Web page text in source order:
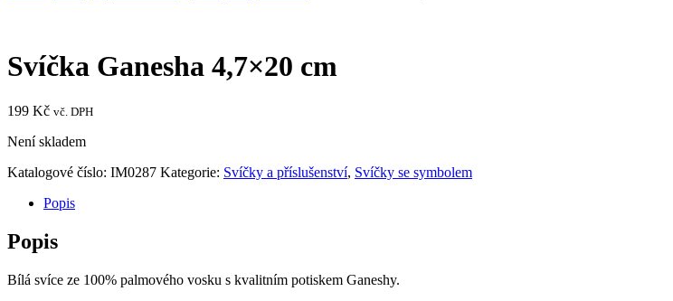
Svíčka Ganesha 4,7×20 cm
199 Kč vč. DPH
Není skladem
Katalogové číslo: IM0287 Kategorie: Svíčky a příslušenství, Svíčky se symbolem
Popis
Popis
Bílá svíce ze 100% palmového vosku s kvalitním potiskem Ganeshy.